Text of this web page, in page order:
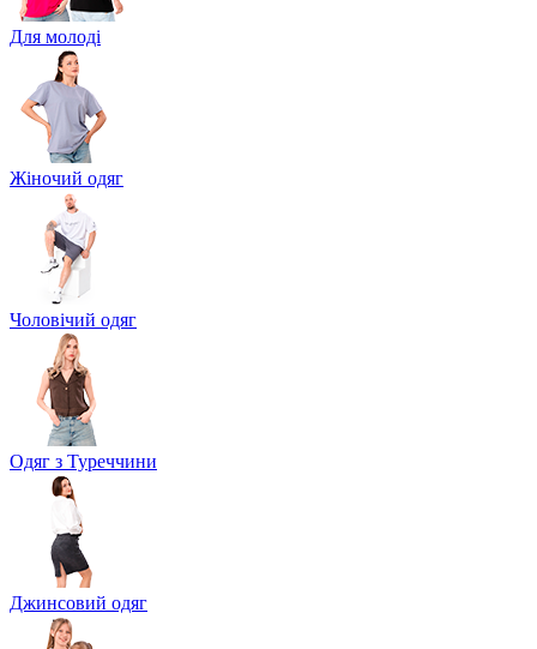
Для молоді
Жіночий одяг
Чоловічий одяг
Одяг з Туреччини
Джинсовий одяг